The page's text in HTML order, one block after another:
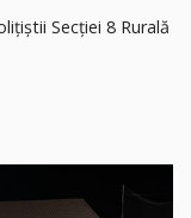
Secției 8 Rurală